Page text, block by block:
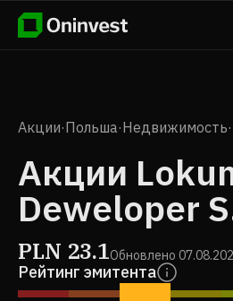
Акции·Польша·Недвижимость·
Акции
Deweloper
PLN 23.1Обновлено
Рейтинг эмитента